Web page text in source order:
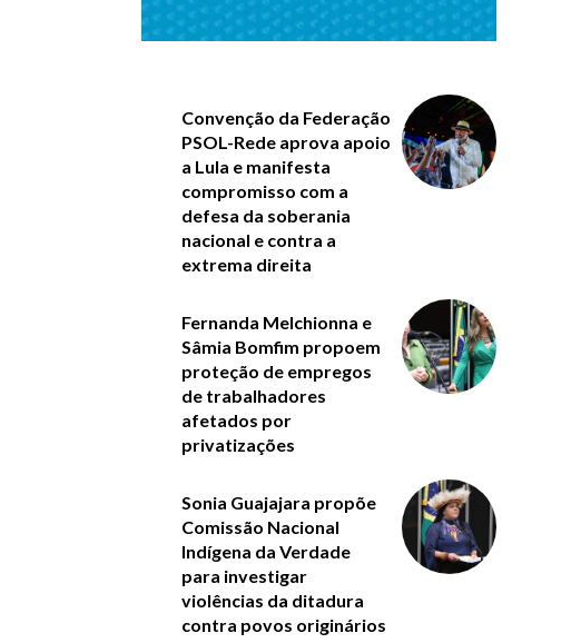
Convenção da Federação
PSOL-Rede aprova apoio
a Lula e manifesta
compromisso com a
defesa da soberania
nacional e contra a
extrema direita
Fernanda Melchionna e
Sâmia Bomfim propoem
proteção de empregos
de trabalhadores
afetados por
privatizações
Sonia Guajajara propõe
Comissão Nacional
Indígena da Verdade
para investigar
violências da ditadura
contra povos originários